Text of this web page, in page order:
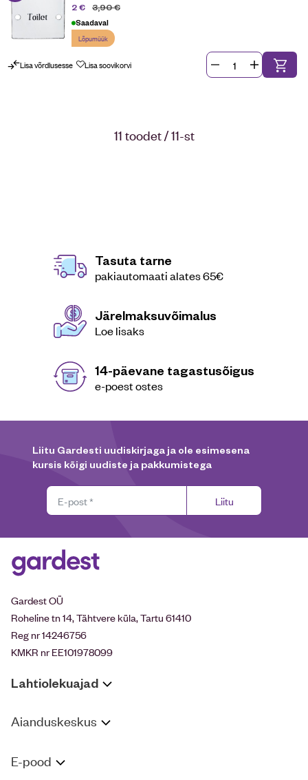
3,90€
2€
Saadaval
Lõpumüük
Lisa võrdlusesse Lisa soovikorvi
11 toodet / 11-st
Tasuta tarne
pakiautomaati alates 65€
Järelmaksuvõimalus
Loe lisaks
14-päevane tagastusõigus
e-poest ostes
Liitu Gardesti uudiskirjaga ja ole esimesena
kursis kõigi uudiste ja pakkumistega
Liitu
Gardest OÜ
Roheline tn 14, Tähtvere küla, Tartu 61410
Reg nr 14246756
KMKR nr EE101978099
Lahtiolekuajad
Aianduskeskus
E-pood